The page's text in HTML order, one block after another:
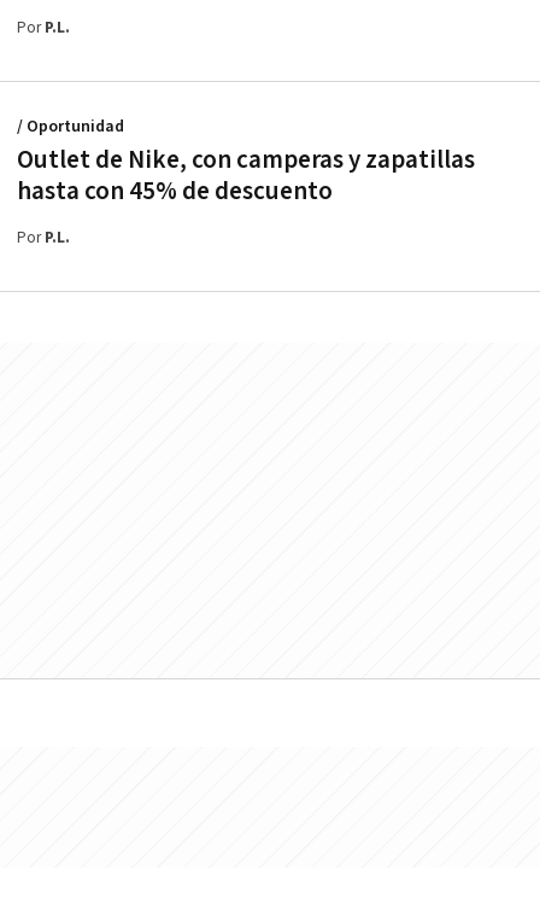
PorP.L.
Outlet de Nike, con camperas y zapatillas
hasta con 45% de descuento
/ Oportunidad
PorP.L.